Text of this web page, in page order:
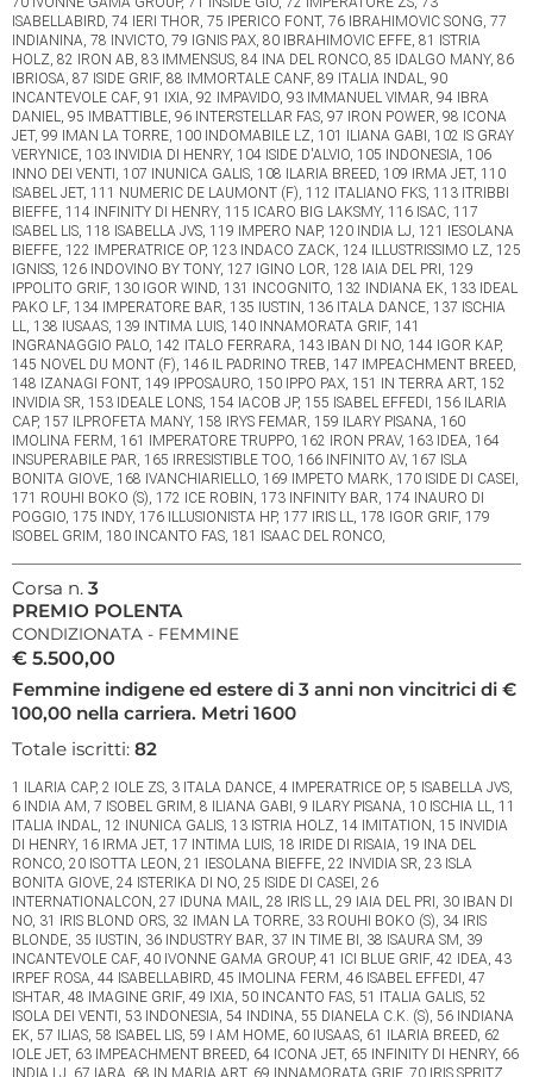
ISABELLABIRD, 74 IERI THOR, 75 IPERICO FONT, 76 IBRAHIMOVIC SONG, 77
INDIANINA, 78 INVICTO, 79 IGNIS PAX, 80 IBRAHIMOVIC EFFE, 81 ISTRIA
HOLZ, 82 IRON AB, 83 IMMENSUS, 84 INA DEL RONCO, 85 IDALGO MANY, 86
IBRIOSA, 87 ISIDE GRIF, 88 IMMORTALE CANF, 89 ITALIA INDAL, 90
INCANTEVOLE CAF, 91 IXIA, 92 IMPAVIDO, 93 IMMANUEL VIMAR, 94 IBRA
DANIEL, 95 IMBATTIBLE, 96 INTERSTELLAR FAS, 97 IRON POWER, 98 ICONA
JET, 99 IMAN LA TORRE, 100 INDOMABILE LZ, 101 ILIANA GABI, 102 IS GRAY
VERYNICE, 103 INVIDIA DI HENRY, 104 ISIDE D'ALVIO, 105 INDONESIA, 106
INNO DEI VENTI, 107 INUNICA GALIS, 108 ILARIA BREED, 109 IRMA JET, 110
ISABEL JET, 111 NUMERIC DE LAUMONT (F), 112 ITALIANO FKS, 113 ITRIBBI
BIEFFE, 114 INFINITY DI HENRY, 115 ICARO BIG LAKSMY, 116 ISAC, 117
ISABEL LIS, 118 ISABELLA JVS, 119 IMPERO NAP, 120 INDIA LJ, 121 IESOLANA
BIEFFE, 122 IMPERATRICE OP, 123 INDACO ZACK, 124 ILLUSTRISSIMO LZ, 125
IGNISS, 126 INDOVINO BY TONY, 127 IGINO LOR, 128 IAIA DEL PRI, 129
IPPOLITO GRIF, 130 IGOR WIND, 131 INCOGNITO, 132 INDIANA EK, 133 IDEAL
PAKO LF, 134 IMPERATORE BAR, 135 IUSTIN, 136 ITALA DANCE, 137 ISCHIA
LL, 138 IUSAAS, 139 INTIMA LUIS, 140 INNAMORATA GRIF, 141
INGRANAGGIO PALO, 142 ITALO FERRARA, 143 IBAN DI NO, 144 IGOR KAP,
145 NOVEL DU MONT (F), 146 IL PADRINO TREB, 147 IMPEACHMENT BREED,
148 IZANAGI FONT, 149 IPPOSAURO, 150 IPPO PAX, 151 IN TERRA ART, 152
INVIDIA SR, 153 IDEALE LONS, 154 IACOB JP, 155 ISABEL EFFEDI, 156 ILARIA
CAP, 157 ILPROFETA MANY, 158 IRYS FEMAR, 159 ILARY PISANA, 160
IMOLINA FERM, 161 IMPERATORE TRUPPO, 162 IRON PRAV, 163 IDEA, 164
INSUPERABILE PAR, 165 IRRESISTIBLE TOO, 166 INFINITO AV, 167 ISLA
BONITA GIOVE, 168 IVANCHIARIELLO, 169 IMPETO MARK, 170 ISIDE DI CASEI,
171 ROUHI BOKO (S), 172 ICE ROBIN, 173 INFINITY BAR, 174 INAURO DI
POGGIO, 175 INDY, 176 ILLUSIONISTA HP, 177 IRIS LL, 178 IGOR GRIF, 179
ISOBEL GRIM, 180 INCANTO FAS, 181 ISAAC DEL RONCO,
Corsa n. 3
PREMIO POLENTA
CONDIZIONATA - FEMMINE
€ 5.500,00
Femmine indigene ed estere di 3 anni non vincitrici di €
100,00 nella carriera. Metri 1600
Totale iscritti: 82
1 ILARIA CAP, 2 IOLE ZS, 3 ITALA DANCE, 4 IMPERATRICE OP, 5 ISABELLA JVS,
6 INDIA AM, 7 ISOBEL GRIM, 8 ILIANA GABI, 9 ILARY PISANA, 10 ISCHIA LL, 11
ITALIA INDAL, 12 INUNICA GALIS, 13 ISTRIA HOLZ, 14 IMITATION, 15 INVIDIA
DI HENRY, 16 IRMA JET, 17 INTIMA LUIS, 18 IRIDE DI RISAIA, 19 INA DEL
RONCO, 20 ISOTTA LEON, 21 IESOLANA BIEFFE, 22 INVIDIA SR, 23 ISLA
BONITA GIOVE, 24 ISTERIKA DI NO, 25 ISIDE DI CASEI, 26
INTERNATIONALCON, 27 IDUNA MAIL, 28 IRIS LL, 29 IAIA DEL PRI, 30 IBAN DI
NO, 31 IRIS BLOND ORS, 32 IMAN LA TORRE, 33 ROUHI BOKO (S), 34 IRIS
BLONDE, 35 IUSTIN, 36 INDUSTRY BAR, 37 IN TIME BI, 38 ISAURA SM, 39
INCANTEVOLE CAF, 40 IVONNE GAMA GROUP, 41 ICI BLUE GRIF, 42 IDEA, 43
IRPEF ROSA, 44 ISABELLABIRD, 45 IMOLINA FERM, 46 ISABEL EFFEDI, 47
ISHTAR, 48 IMAGINE GRIF, 49 IXIA, 50 INCANTO FAS, 51 ITALIA GALIS, 52
ISOLA DEI VENTI, 53 INDONESIA, 54 INDINA, 55 DIANELA C.K. (S), 56 INDIANA
EK, 57 ILIAS, 58 ISABEL LIS, 59 I AM HOME, 60 IUSAAS, 61 ILARIA BREED, 62
IOLE JET, 63 IMPEACHMENT BREED, 64 ICONA JET, 65 INFINITY DI HENRY, 66
INDIA LJ, 67 IARA, 68 IN MARIA ART, 69 INNAMORATA GRIF, 70 IRIS SPRITZ,